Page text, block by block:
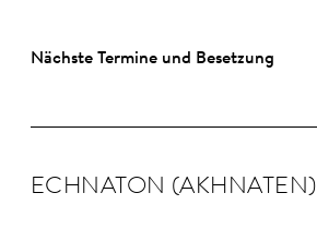
Nächste Termine und Besetzung
ECHNA­TON (AKHNA­TEN)